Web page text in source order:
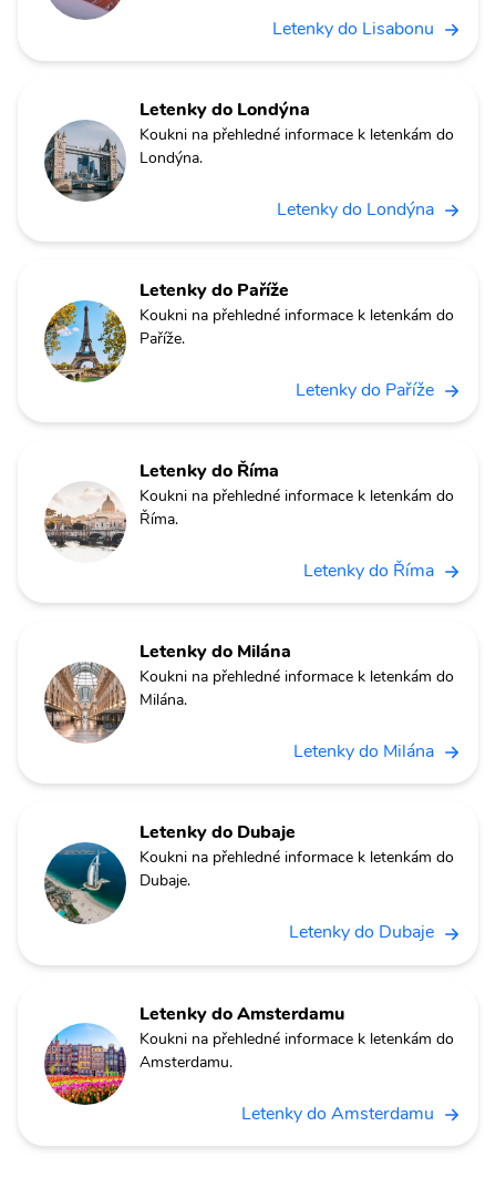
Letenky do Lisabonu
Letenky do Londýna
Koukni na přehledné informace k letenkám do
Londýna.
Letenky do Londýna
Letenky do Paříže
Koukni na přehledné informace k letenkám do
Paříže.
Letenky do Paříže
Letenky do Říma
Koukni na přehledné informace k letenkám do
Říma.
Letenky do Říma
Letenky do Milána
Koukni na přehledné informace k letenkám do
Milána.
Letenky do Milána
Letenky do Dubaje
Koukni na přehledné informace k letenkám do
Dubaje.
Letenky do Dubaje
Letenky do Amsterdamu
Koukni na přehledné informace k letenkám do
Amsterdamu.
Letenky do Amsterdamu